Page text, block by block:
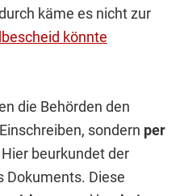
käme es nicht zur
könnte
die Behörden den
sondern per
beurkundet der
Dokuments. Diese